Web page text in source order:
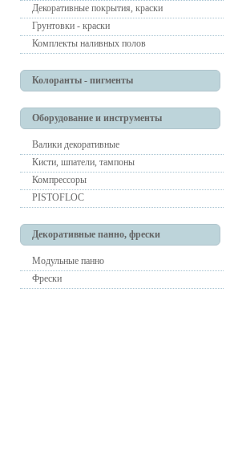
Декоративные покрытия, краски
Грунтовки - краски
Комплекты наливных полов
Колоранты - пигменты
Оборудование и инструменты
Валики декоративные
Кисти, шпатели, тампоны
Компрессоры
PISTOFLOC
Декоративные панно, фрески
Модульные панно
Фрески